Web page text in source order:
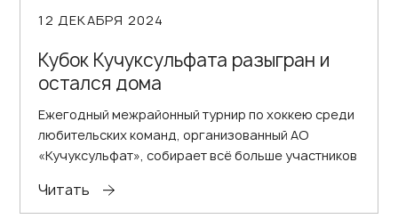
12 ДЕКАБРЯ 2024
Кубок Кучуксульфата разыгран и
остался дома
Ежегодный межрайонный турнир по хоккею среди
любительских команд, организованный АО
«Кучуксульфат», собирает всё больше участников
Читать